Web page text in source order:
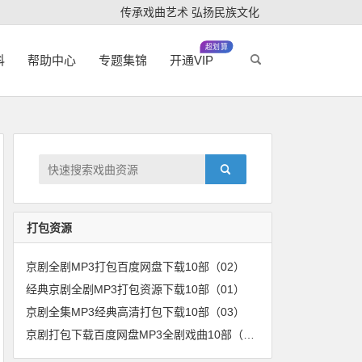
传承戏曲艺术 弘扬民族文化
帮助中心 专题集锦 开通VIP
超划算
打包资源
京剧全剧MP3打包百度网盘下载10部（02）
经典京剧全剧MP3打包资源下载10部（01）
京剧全集MP3经典高清打包下载10部（03）